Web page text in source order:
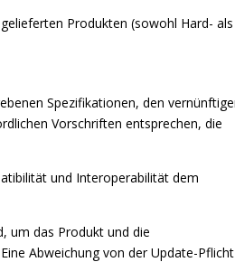
Produkten (sowohl Hard- als
Spezifikationen, den
Vorschriften entsprechen, die
und Interoperabilität dem
um das Produkt und die
Abweichung von der Update-Pflicht